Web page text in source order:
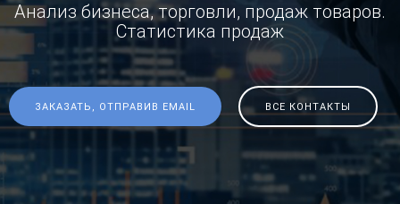
Анализ бизнеса, торговли, продаж товаров.
Статистика продаж
ЗАКАЗАТЬ, ОТПРАВИВ EMAIL ВСЕ КОНТАКТЫ